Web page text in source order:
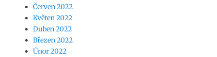
Červen 2022
Květen 2022
Duben 2022
Březen 2022
Únor 2022